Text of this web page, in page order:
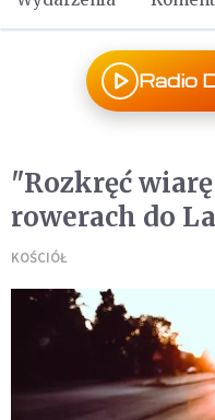
Radio
"Rozkręć
rowerach do
KOŚCIÓŁ